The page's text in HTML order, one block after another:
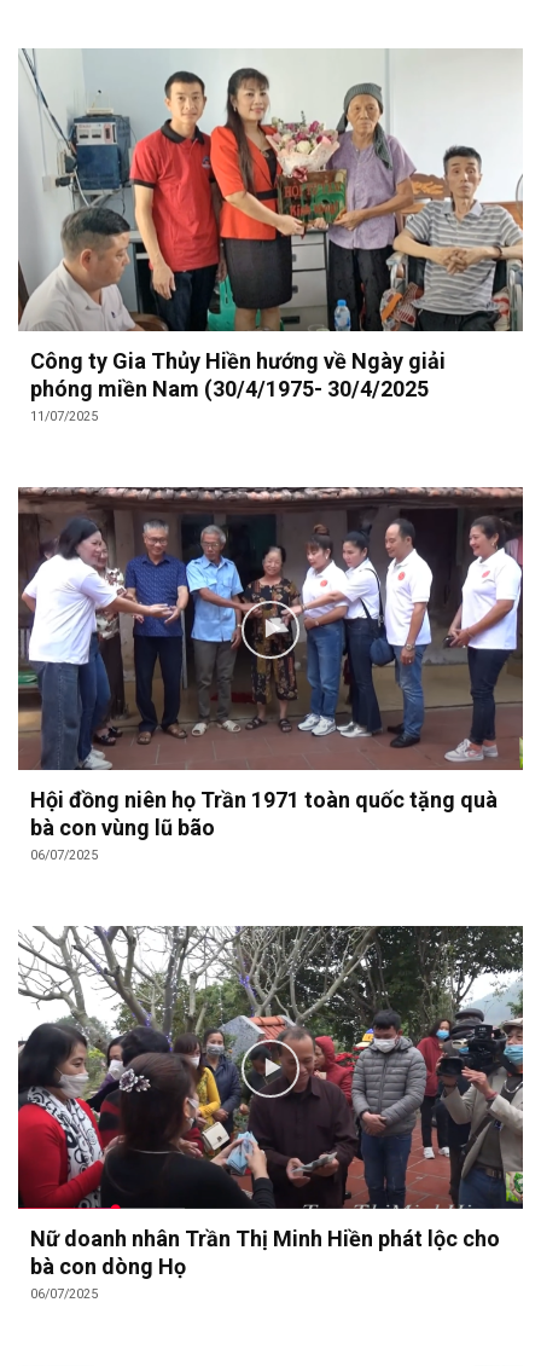
Công ty Gia Thủy Hiền hướng về Ngày giải
phóng miền Nam (30/4/1975- 30/4/2025
11/07/2025
Hội đồng niên họ Trần 1971 toàn quốc tặng quà
bà con vùng lũ bão
06/07/2025
Nữ doanh nhân Trần Thị Minh Hiền phát lộc cho
bà con dòng Họ
06/07/2025